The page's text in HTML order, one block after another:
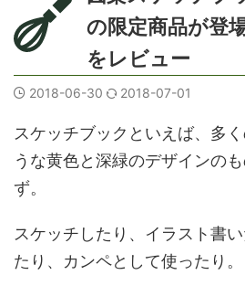
の限定商品が登
をレビュー
2018-06-30 2018-07-01
スケッチブックといえば、多
うな黄色と深緑のデザインの
ず。
スケッチしたり、イラスト書
たり、カンペとして使ったり。